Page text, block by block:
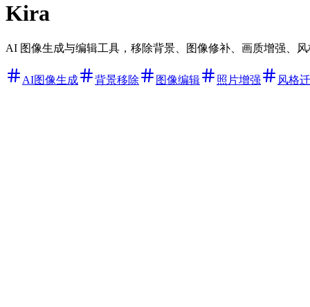
Kira
AI 图像生成与编辑工具，移除背景、图像修补、画质增强、风
AI图像生成 背景移除 图像编辑 照片增强 风格